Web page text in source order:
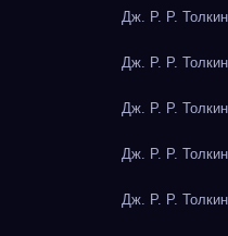
Дж. Р. Р.
Дж. Р. Р.
Дж. Р. Р.
Дж. Р. Р.
Дж. Р. Р.